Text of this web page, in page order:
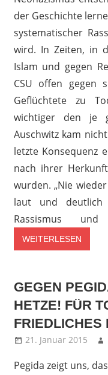
der Geschichte
systematischer
wird. In Zeiten, in
Islam und gegen
CSU offen gegen
Geflüchtete zu
wichtiger den je
Auschwitz kam
letzte Konsequenz
nach ihrer
wurden. „Nie
laut und deutlich
Rassismus und
WEITERLESEN
GEGEN
HETZE! FÜR
FRIEDLICHES
21. Januar 2015
Pegida zeigt uns,